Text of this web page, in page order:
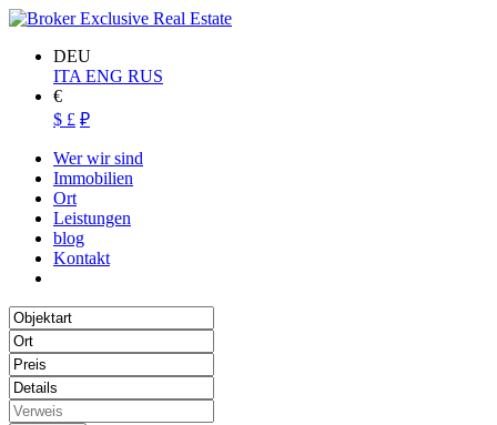
DEU
ITA ENG RUS
€
$ £ ₽
Wer wir sind
Immobilien
Ort
Leistungen
blog
Kontakt